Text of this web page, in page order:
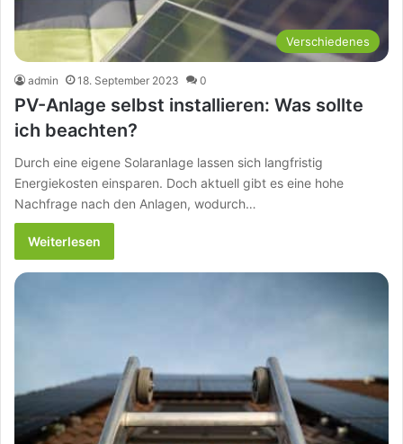
Verschiedenes
admin 18. September 2023 0
PV-Anlage selbst installieren: Was sollte
ich beachten?
Durch eine eigene Solaranlage lassen sich langfristig
Energiekosten einsparen. Doch aktuell gibt es eine hohe
Nachfrage nach den Anlagen, wodurch…
Weiterlesen